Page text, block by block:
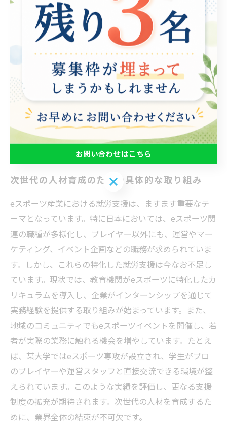
て業界との接点を持つことができます。 また、特定の企
業が主導する就労支援プログラムも増えており、職業訓
練を通じて初心者から専門職までのスキルを習得する機
会が創出されています。例えば、イベント企画やストリ
ーミング技術に特化したワークショップが開催され、専
門知識を持つ講師による直接指導が行われています。 こ
のような実践的な支援事例は、次世代の人材がeスポー
ツ業界で活躍するための重要なステップとなり、業界全
体の発展を促進しています。
次世代の人材育成のための具体的な取り組み
eスポーツ産業における就労支援は、ますます重要なテ
ーマとなっています。特に日本においては、eスポーツ関
連の職種が多様化し、プレイヤー以外にも、運営やマー
ケティング、イベント企画などの職務が求められていま
す。しかし、これらの特化した就労支援は今なお不足し
ています。現状では、教育機関がeスポーツに特化したカ
リキュラムを導入し、企業がインターンシップを通じて
実務経験を提供する取り組みが始まっています。また、
地域のコミュニティでもeスポーツイベントを開催し、若
者が実際の業務に触れる機会を増やしています。たとえ
ば、某大学ではeスポーツ専攻が設立され、学生がプロ
のプレイヤーや運営スタッフと直接交流できる環境が整
えられています。このような実績を評価し、更なる支援
制度の拡充が期待されます。次世代の人材を育成するた
めに、業界全体の結束が不可欠です。
お問い合わせはこちら
お問い合わせはこちら